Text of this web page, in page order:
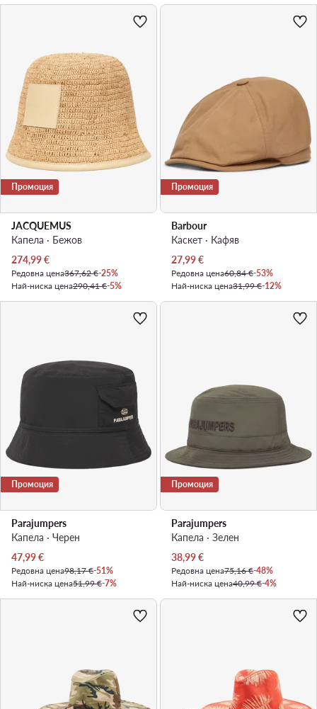
Промоция
JACQUEMUS
Капела · Бежов
Актуална цена
274,99€
Редовна цена367,62 €-25%
Най-ниска цена290,41 €-5%
Промоция
Barbour
Каскет · Кафяв
Актуална цена
27,99€
Редовна цена60,84 €-53%
Най-ниска цена31,99 €-12%
Промоция
Parajumpers
Капела · Черен
Актуална цена
47,99€
Редовна цена98,17 €-51%
Най-ниска цена51,99 €-7%
Промоция
Parajumpers
Капела · Зелен
Актуална цена
38,99€
Редовна цена75,16 €-48%
Най-ниска цена40,99 €-4%